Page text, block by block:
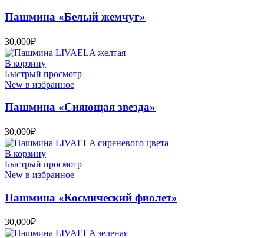
Пашмина «Белый жемчуг»
30,000₽
В корзину
Быстрый просмотр
New в избранное
Пашмина «Сияющая звезда»
30,000₽
В корзину
Быстрый просмотр
New в избранное
Пашмина «Космический фиолет»
30,000₽